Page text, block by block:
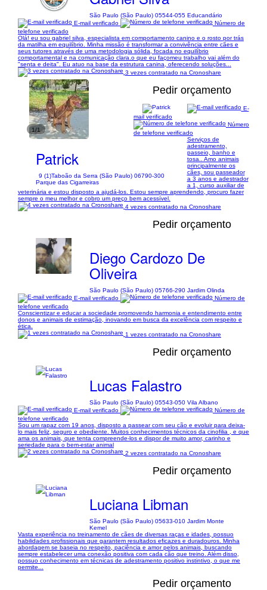
São Paulo (São Paulo) 05544-055 Educandário
E-mail verificado
Número de
telefone verificado
Olá! eu sou gabriel silva, especialista em comportamento canino e o rosto por trás
da matilha em equilíbrio. Minha missão é transformar a convivência entre cães e
seus tutores através de uma metodologia sólida, focada no equilíbrio
comportamental e na comunicação clara. ​o que eu faço ​meu trabalho vai além do
"senta e deita". Eu atuo na base da estrutura canina, oferecendo soluções...
3 vezes contratado na Cronoshare
1/1
Pedir orçamento
Patrick
9 (1)Taboão da Serra (São Paulo) 06790-300
Parque das Cigarreiras
E-
mail verificado
Número
de telefone verificado
Serviços de
adestramento,
passeio, banho e
tosa.. Amo animais
principalmente os
cães, sou passeador
a 3 anos e adestrador
a 1, curso auxiliar de
veterinária e estou disposto a ajudá-los. Estou sempre aprendendo, procuro fazer
sempre o meu melhor e cobro um preço bem acessível.
4 vezes contratado na Cronoshare
Pedir orçamento
Diego Cardozo De
Oliveira
São Paulo (São Paulo) 05766-290 Jardim Olinda
E-mail verificado
Número de
telefone verificado
Conscientizar e educar a sociedade promovendo harmonia e entendimento entre
donos e animais de estimação, inovando em busca da excelência com respeito e
ética.
1 vezes contratado na Cronoshare
Pedir orçamento
Lucas Falastro
São Paulo (São Paulo) 05543-050 Vila Albano
E-mail verificado
Número de
telefone verificado
Sou um rapaz com 19 anos, disposto a passear com seu cão e evoluir para deixa-
lo mais feliz, seguro e obediente. Muitos conhecimentos técnicos da cinofilia , e que
ama os animais, que tenta compreende-los e dispor de muito amor, carinho e
seriedade para o bem-estar animal
2 vezes contratado na Cronoshare
Pedir orçamento
Luciana Libman
São Paulo (São Paulo) 05633-010 Jardim Monte
Kemel
Vasta experiência no treinamento de cães de diversas raças e idades, possuo
habilidades profissionais que garantem resultados eficazes e duradouros. Minha
abordagem se baseia no respeito, paciência e amor pelos animais, buscando
sempre estabelecer uma conexão positiva com cada cão que treino. Além disso,
possuo conhecimento em técnicas de adestramento positivo instintivo, o que me
permite...
Pedir orçamento